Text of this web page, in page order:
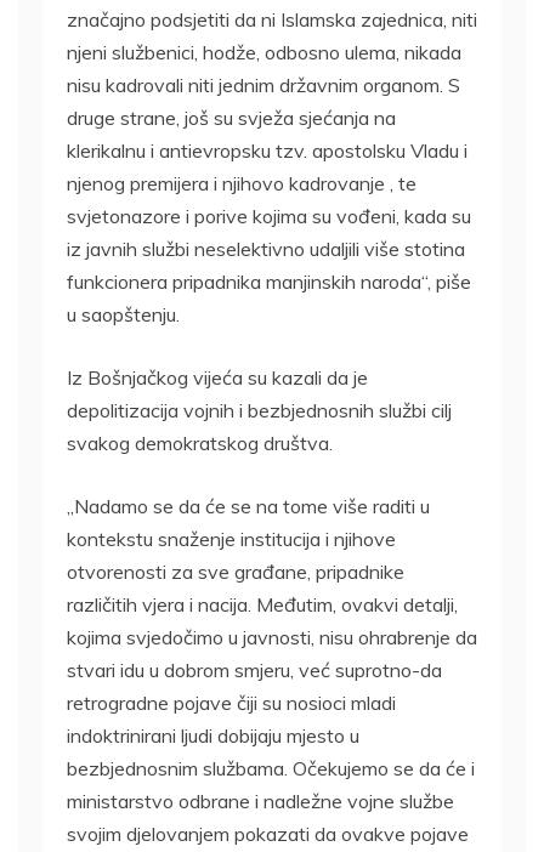
značajno podsjetiti da ni Islamska zajednica, niti
njeni službenici, hodže, odbosno ulema, nikada
nisu kadrovali niti jednim državnim organom. S
druge strane, još su svježa sjećanja na
klerikalnu i antievropsku tzv. apostolsku Vladu i
njenog premijera i njihovo kadrovanje , te
svjetonazore i porive kojima su vođeni, kada su
iz javnih službi neselektivno udaljili više stotina
funkcionera pripadnika manjinskih naroda“, piše
u saopštenju.
Iz Bošnjačkog vijeća su kazali da je
depolitizacija vojnih i bezbjednosnih službi cilj
svakog demokratskog društva.
„Nadamo se da će se na tome više raditi u
kontekstu snaženje institucija i njihove
otvorenosti za sve građane, pripadnike
različitih vjera i nacija. Međutim, ovakvi detalji,
kojima svjedočimo u javnosti, nisu ohrabrenje da
stvari idu u dobrom smjeru, već suprotno-da
retrogradne pojave čiji su nosioci mladi
indoktrinirani ljudi dobijaju mjesto u
bezbjednosnim službama. Očekujemo se da će i
ministarstvo odbrane i nadležne vojne službe
svojim djelovanjem pokazati da ovakve pojave